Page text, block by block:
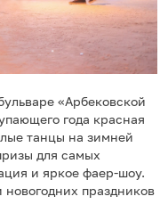
«Арбековской
года красная
танцы на зимней
для самых
и яркое фаер-шоу.
новогодних праздников